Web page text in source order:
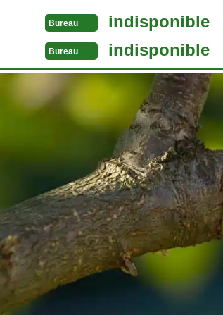
Bureau indisponible
Bureau indisponible